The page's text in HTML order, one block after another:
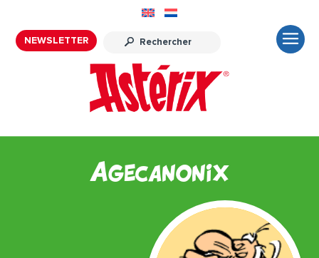
NEWSLETTER
Agecanonix